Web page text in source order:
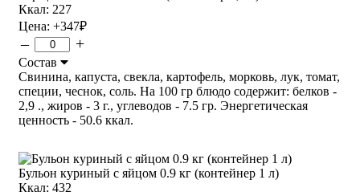
Ккал: 227
Цена: +347₽
– +
Состав
Свинина, капуста, свекла, картофель, морковь, лук, томат,
специи, чеснок, соль. На 100 гр блюдо содержит: белков -
2,9 ., жиров - 3 г., углеводов - 7.5 гр. Энергетическая
ценность - 50.6 ккал.
Бульон куриный с яйцом 0.9 кг (контейнер 1 л)
Ккал: 432